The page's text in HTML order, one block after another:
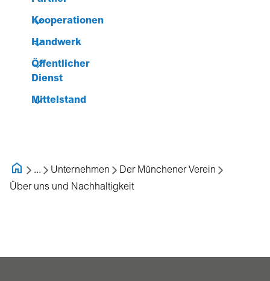
Kooperationen
Handwerk
Öffentlicher
Dienst
Mittelstand
... Unternehmen
Der Münchener Verein
Über uns und Nachhaltigkeit